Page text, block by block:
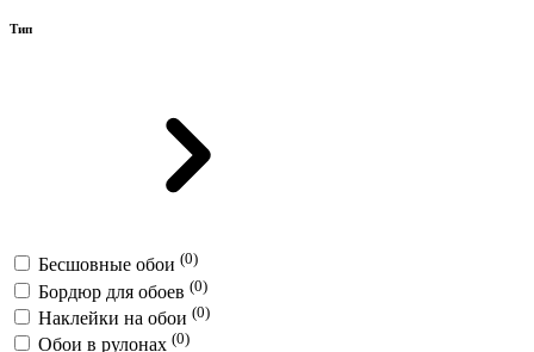
Тип
Бесшовные обои (0)
Бордюр для обоев (0)
Наклейки на обои (0)
Обои в рулонах (0)